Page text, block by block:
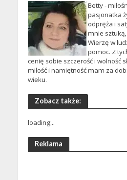
Betty -
pasjonatka
odpręża i
mnie
Wierzę w
pomoc. Z
cenię sobie szczerość i wolność
miłość i namiętność mam za
wieku.
Zobacz także:
loading...
Reklama